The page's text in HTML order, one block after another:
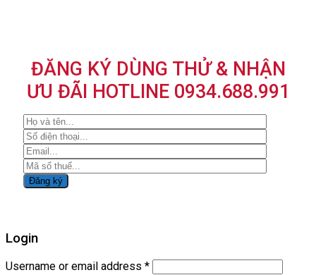
ĐĂNG KÝ DÙNG THỬ & NHẬN
ƯU ĐÃI HOTLINE 0934.688.991
Login
Username or email address *